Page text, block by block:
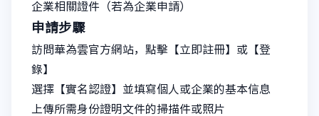
企業相關證件（若為企業申請）
申請步驟
訪問華為雲官方網站，點擊【立即註冊】或【登
錄】
選擇【實名認證】並填寫個人或企業的基本信息
上傳所需身份證明文件的掃描件或照片